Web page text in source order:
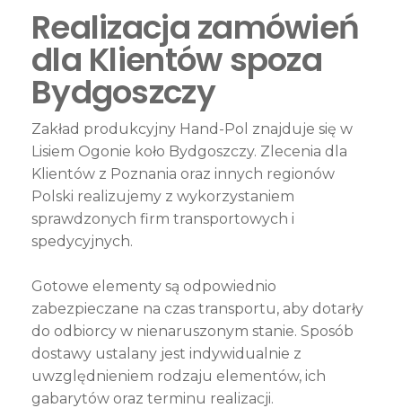
Realizacja zamówień
dla Klientów spoza
Bydgoszczy
Zakład produkcyjny Hand-Pol znajduje się w
Lisiem Ogonie koło Bydgoszczy. Zlecenia dla
Klientów z Poznania oraz innych regionów
Polski realizujemy z wykorzystaniem
sprawdzonych firm transportowych i
spedycyjnych.
Gotowe elementy są odpowiednio
zabezpieczane na czas transportu, aby dotarły
do odbiorcy w nienaruszonym stanie. Sposób
dostawy ustalany jest indywidualnie z
uwzględnieniem rodzaju elementów, ich
gabarytów oraz terminu realizacji.